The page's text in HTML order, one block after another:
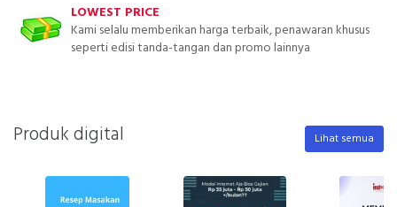
LOWEST PRICE
Kami selalu memberikan harga terbaik, penawaran khusus
seperti edisi tanda-tangan dan promo lainnya
Produk digital Lihat semua